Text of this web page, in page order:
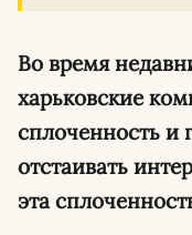
Во время
харьковские
сплоченность и
отстаивать
эта